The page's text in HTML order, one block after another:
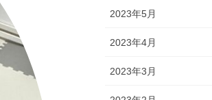
2023年5月
2023年4月
2023年3月